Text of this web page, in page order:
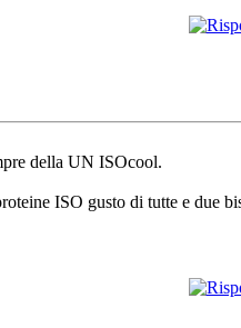
della UN ISOcool.
ISO gusto di tutte e due